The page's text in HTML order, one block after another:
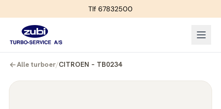
Tlf 67832500
Alle turboer/CITROEN – TB0234